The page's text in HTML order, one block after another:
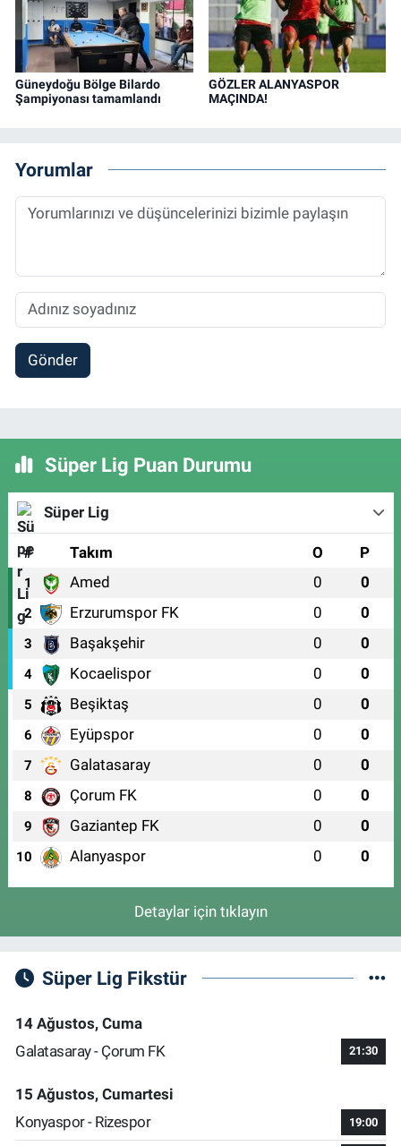
Güneydoğu Bölge Bilardo
Şampiyonası tamamlandı
GÖZLER ALANYASPOR
MAÇINDA!
Yorumlar
Gönder
Süper Lig Puan Durumu
Süper Lig
# Takım O P
1 Amed 0 0
2 Erzurumspor FK 0 0
3 Başakşehir 0 0
4 Kocaelispor 0 0
5 Beşiktaş 0 0
6 Eyüpspor 0 0
7 Galatasaray 0 0
8 Çorum FK 0 0
9 Gaziantep FK 0 0
10 Alanyaspor 0 0
Detaylar için tıklayın
Süper Lig Fikstür
14 Ağustos, Cuma
Galatasaray - Çorum FK
21:30
15 Ağustos, Cumartesi
Konyaspor - Rizespor
19:00